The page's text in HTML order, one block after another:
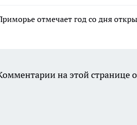
отмечает год со дня
на этой странице